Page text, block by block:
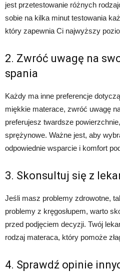
jest przetestowanie różnych
sobie na kilka minut testowania
który zapewnia Ci najwyższy
2. Zwróć uwagę na
spania
Każdy ma inne preferencje
miękkie materace, zwróć uwagę
preferujesz twardsze
sprężynowe. Ważne jest, aby
odpowiednie wsparcie i komfort
3. Skonsultuj się z
Jeśli masz problemy zdrowotne,
problemy z kręgosłupem, warto
przed podjęciem decyzji. Twój
rodzaj materaca, który pomoże
4. Sprawdź opinie